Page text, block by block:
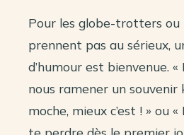
Pour les globe-trotters ou
prennent pas au sérieux,
d’humour est bienvenue. «
nous ramener un souvenir
moche, mieux c’est ! » ou